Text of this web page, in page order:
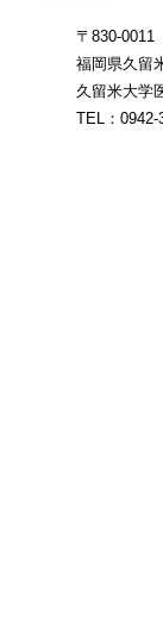
〒830-0011
福岡県久留
久留米大学
TEL：0942-